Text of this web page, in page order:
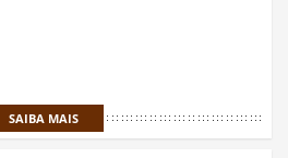
SAIBA MAIS